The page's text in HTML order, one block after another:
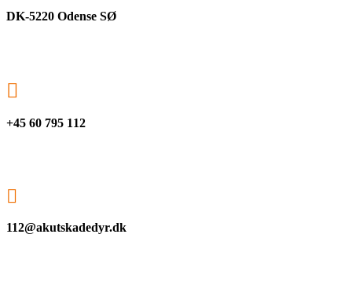
DK-5220 Odense SØ

+45 60 795 112

112@akutskadedyr.dk